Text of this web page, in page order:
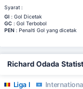
Syarat :
Gl : Gol Dicetak
GC : Gol Terbobol
PEN: Penalti Gol yang dicetak
Richard Odada
Liga I